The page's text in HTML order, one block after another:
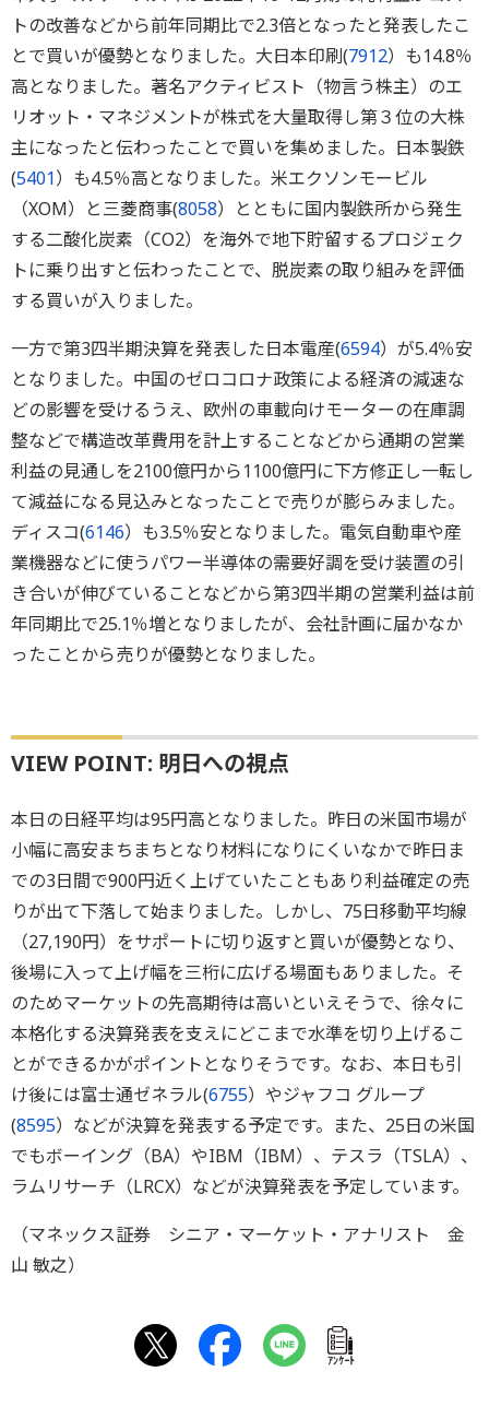
トの改善などから前年同期比で2.3倍となったと発表したこ
とで買いが優勢となりました。大日本印刷(7912）も14.8％
高となりました。著名アクティビスト（物言う株主）のエ
リオット・マネジメントが株式を大量取得し第３位の大株
主になったと伝わったことで買いを集めました。日本製鉄
(5401）も4.5％高となりました。米エクソンモービル
（XOM）と三菱商事(8058）とともに国内製鉄所から発生
する二酸化炭素（CO2）を海外で地下貯留するプロジェク
トに乗り出すと伝わったことで、脱炭素の取り組みを評価
する買いが入りました。
一方で第3四半期決算を発表した日本電産(6594）が5.4％安
となりました。中国のゼロコロナ政策による経済の減速な
どの影響を受けるうえ、欧州の車載向けモーターの在庫調
整などで構造改革費用を計上することなどから通期の営業
利益の見通しを2100億円から1100億円に下方修正し一転し
て減益になる見込みとなったことで売りが膨らみました。
ディスコ(6146）も3.5％安となりました。電気自動車や産
業機器などに使うパワー半導体の需要好調を受け装置の引
き合いが伸びていることなどから第3四半期の営業利益は前
年同期比で25.1％増となりましたが、会社計画に届かなか
ったことから売りが優勢となりました。
VIEW POINT: 明日への視点
本日の日経平均は95円高となりました。昨日の米国市場が
小幅に高安まちまちとなり材料になりにくいなかで昨日ま
での3日間で900円近く上げていたこともあり利益確定の売
りが出て下落して始まりました。しかし、75日移動平均線
（27,190円）をサポートに切り返すと買いが優勢となり、
後場に入って上げ幅を三桁に広げる場面もありました。そ
のためマーケットの先高期待は高いといえそうで、徐々に
本格化する決算発表を支えにどこまで水準を切り上げるこ
とができるかがポイントとなりそうです。なお、本日も引
け後には富士通ゼネラル(6755）やジャフコ グループ
(8595）などが決算を発表する予定です。また、25日の米国
でもボーイング（BA）やIBM（IBM）、テスラ（TSLA）、
ラムリサーチ（LRCX）などが決算発表を予定しています。
（マネックス証券 シニア・マーケット・アナリスト 金
山 敏之）
ｱﾝｹｰﾄ